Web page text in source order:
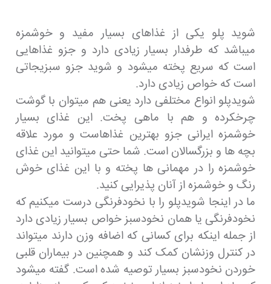
شوید پلو یکی از غذاهای بسیار مفید و خوشمزه
میباشد که طرفدار بسیار زیادی دارد و جزو غذاهایی
است که سریع پخته میشود و شوید جزو سبزیجاتی
است که خواص زیادی دارد.
شویدپلو انواع مختلفی دارد یعنی هم میتوان با گوشت
چرخکرده و هم با ماهی پخت. این غذای بسیار
خوشمزه ایرانی جزو بهترین غذاهاست و مورد علاقه
بچه ها و بزرگسالان است. شما حتی میتوانید این غذای
خوشمزه را در مهمانی ها پخته و با این غذای خوش
رنگ و خوشمزه از آنان پذیرایی کنید.
ما در اینجا شویدپلو را با نخودفرنگی درست میکنیم که
نخودفرنگی یا همان نخودسبز خواص بسیار زیادی دارد
از جمله اینکه برای کسانی که اضافه وزن دارند میتواند
در کنترل وزنشان کمک کند و همچنین در بیماران قلبی
خوردن نخودسبز بسیار توصیه شده است. گفته میشود